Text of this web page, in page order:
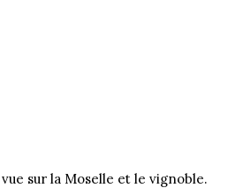
sur la Moselle et le vignoble.